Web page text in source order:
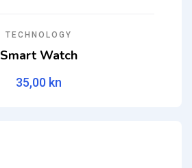
TECHNOLOGY
Smart Watch
35,00 kn